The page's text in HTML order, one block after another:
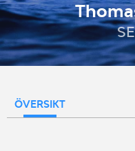
ÖVERSIKT